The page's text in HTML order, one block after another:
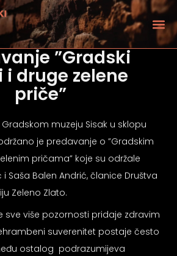
”Gradski
druge zelene
priče”
Gradskom muzeju Sisak u sklopu
je predavanje o ”Gradskim
pričama” koje su održale
Saša Balen Andrić, članice Društva
Zeleno Zlato.
sve više pozornosti pridaje zdravim
suverenitet postaje često
ostalog podrazumijeva